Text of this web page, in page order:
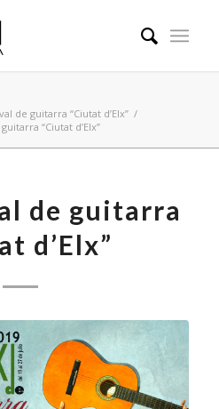
de guitarra “Ciutat d’Elx” /
“Ciutat d’Elx”
de guitarra
d’Elx”